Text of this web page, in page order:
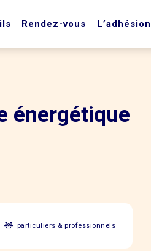
Rendez-vous L’adhésion
énergétique
particuliers & professionnels